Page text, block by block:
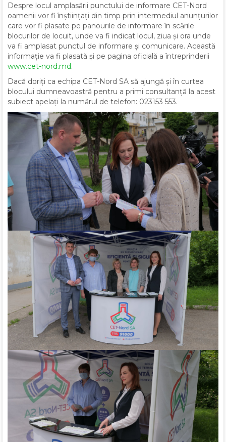
Despre locul amplasării punctului de informare CET-Nord
oamenii vor fi înștiințați din timp prin intermediul anunțurilor
care vor fi plasate pe panourile de informare în scările
blocurilor de locuit, unde va fi indicat locul, ziua și ora unde
va fi amplasat punctul de informare și comunicare. Această
informație va fi plasată și pe pagina oficială a întreprinderii
www.cet-nord.md.
Dacă doriți ca echipa CET-Nord SA să ajungă și în curtea
blocului dumneavoastră pentru a primi consultanță la acest
subiect apelați la numărul de telefon: 023153 553.